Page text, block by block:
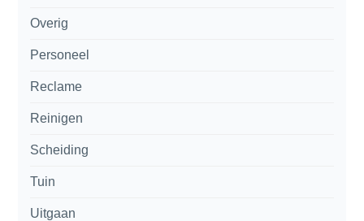
Overig
Personeel
Reclame
Reinigen
Scheiding
Tuin
Uitgaan